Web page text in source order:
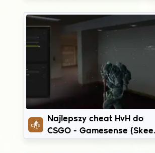
Gamesense/Skeet
Najlepszy cheat HvH do
CSGO - Gamesense